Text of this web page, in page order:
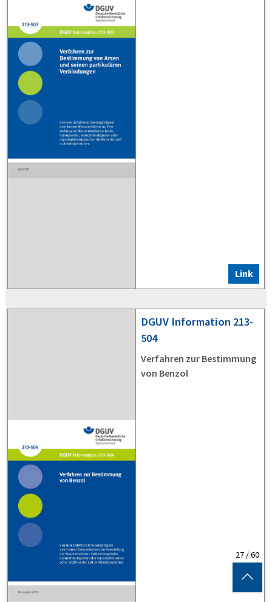
Link
DGUV Information 213-
504
Verfahren zur Bestimmung
von Benzol
27 / 60